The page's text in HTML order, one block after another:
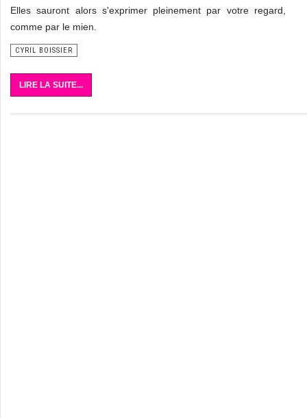
Elles sauront alors s'exprimer pleinement par votre regard,
comme par le mien.
CYRIL BOISSIER
LIRE LA SUITE...